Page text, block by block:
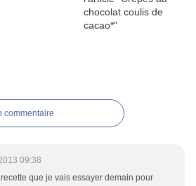
commentaire
09:38
que je vais essayer demain pour